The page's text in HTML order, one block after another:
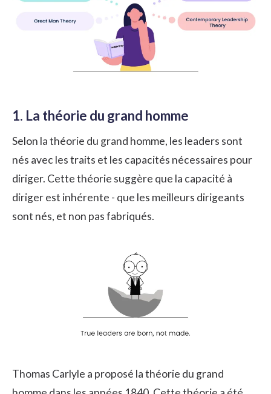
1. La théorie du grand homme
Selon la théorie du grand homme, les leaders sont
nés avec les traits et les capacités nécessaires pour
diriger. Cette théorie suggère que la capacité à
diriger est inhérente - que les meilleurs dirigeants
sont nés, et non pas fabriqués.
Thomas Carlyle a proposé la théorie du grand